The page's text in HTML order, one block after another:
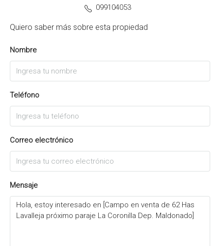
099104053
Quiero saber más sobre esta propiedad
Nombre
Teléfono
Correo electrónico
Mensaje